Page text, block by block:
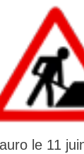
le 11